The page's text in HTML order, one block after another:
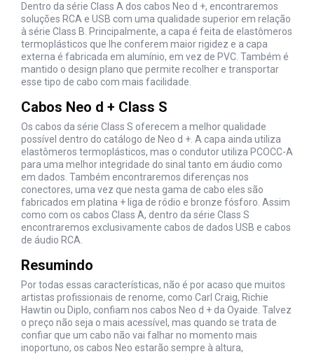
Dentro da série Class A dos cabos Neo d +, encontraremos
soluções RCA e USB com uma qualidade superior em relação
à série Class B. Principalmente, a capa é feita de elastômeros
termoplásticos que lhe conferem maior rigidez e a capa
externa é fabricada em alumínio, em vez de PVC. Também é
mantido o design plano que permite recolher e transportar
esse tipo de cabo com mais facilidade.
Cabos Neo d + Class S
Os cabos da série Class S oferecem a melhor qualidade
possível dentro do catálogo de Neo d +. A capa ainda utiliza
elastômeros termoplásticos, mas o condutor utiliza PCOCC-A
para uma melhor integridade do sinal tanto em áudio como
em dados. Também encontraremos diferenças nos
conectores, uma vez que nesta gama de cabo eles são
fabricados em platina + liga de ródio e bronze fósforo. Assim
como com os cabos Class A, dentro da série Class S
encontraremos exclusivamente cabos de dados USB e cabos
de áudio RCA.
Resumindo
Por todas essas características, não é por acaso que muitos
artistas profissionais de renome, como Carl Craig, Richie
Hawtin ou Diplo, confiam nos cabos Neo d + da Oyaide. Talvez
o preço não seja o mais acessível, mas quando se trata de
confiar que um cabo não vai falhar no momento mais
inoportuno, os cabos Neo estarão sempre à altura,